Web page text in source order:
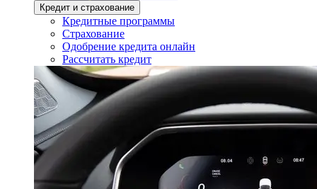
Кредит и страхование
Кредитные программы
Страхование
Одобрение кредита онлайн
Рассчитать кредит